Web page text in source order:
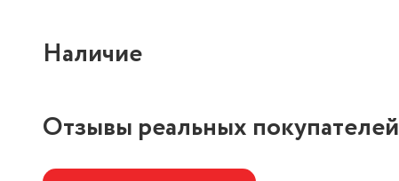
Наличие
Отзывы реальных покупателей